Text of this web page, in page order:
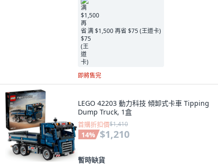
满 $1,500 再省 $75 (王道卡)
即將售完
LEGO 42203 動力科技 傾卸式卡車 Tipping
Dump Truck, 1盒
首購折扣價$1,410
14% $1,210
暫時缺貨